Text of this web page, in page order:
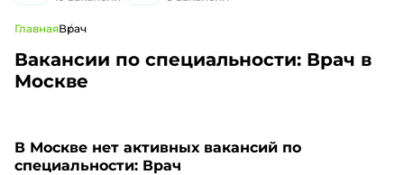
ГлавнаяВрач
Вакансии по специальности: Врач в
Москве
В Москве нет активных вакансий по
специальности: Врач